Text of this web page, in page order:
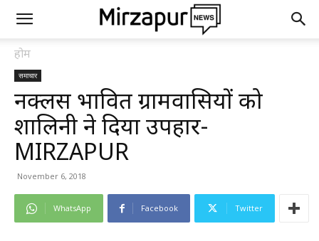
होम
समाचार
नक्लस प्रभावित ग्रामवासियों को
शालिनी ने दिया उपहार-
MIRZAPUR
November 6, 2018
WhatsApp Facebook Twitter